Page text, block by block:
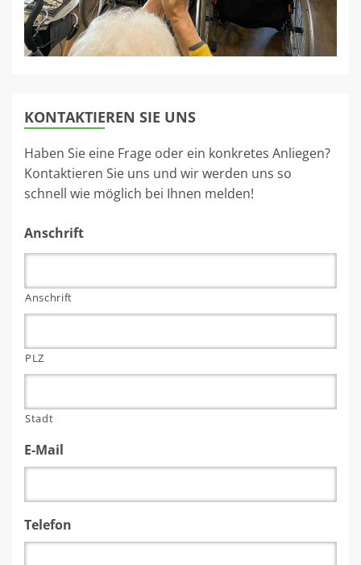
KONTAKTIEREN SIE UNS
Haben Sie eine Frage oder ein konkretes Anliegen?
Kontaktieren Sie uns und wir werden uns so
schnell wie möglich bei Ihnen melden!
Anschrift
Anschrift
PLZ
Stadt
E-Mail
Telefon